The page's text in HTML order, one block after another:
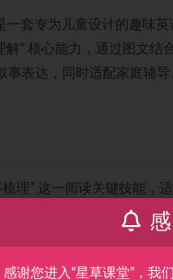
一套专为儿童设计的趣味
” 核心能力，通过图文
表达，同时适配家庭辅
理” 这一阅读关键技能，
也适配教师用于课堂互
情节脉络、理解不连贯”
感谢您进入“星草课堂”，我